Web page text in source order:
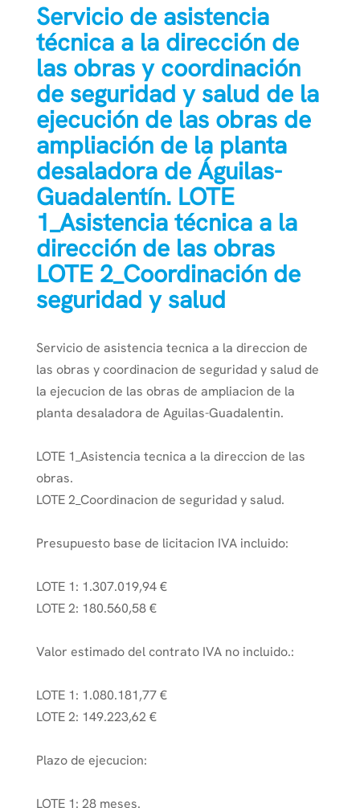
Servicio de asistencia
técnica a la dirección de
las obras y coordinación
de seguridad y salud de la
ejecución de las obras de
ampliación de la planta
desaladora de Águilas-
Guadalentín. LOTE
1_Asistencia técnica a la
dirección de las obras
LOTE 2_Coordinación de
seguridad y salud
Servicio de asistencia tecnica a la direccion de
las obras y coordinacion de seguridad y salud de
la ejecucion de las obras de ampliacion de la
planta desaladora de Aguilas-Guadalentin.
LOTE 1_Asistencia tecnica a la direccion de las
obras.
LOTE 2_Coordinacion de seguridad y salud.
Presupuesto base de licitacion IVA incluido:
LOTE 1: 1.307.019,94 €
LOTE 2: 180.560,58 €
Valor estimado del contrato IVA no incluido.:
LOTE 1: 1.080.181,77 €
LOTE 2: 149.223,62 €
Plazo de ejecucion:
LOTE 1: 28 meses.